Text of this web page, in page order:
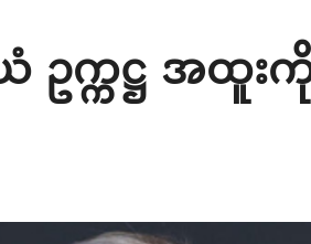
ဥက္ကဋ္ဌ အထူ